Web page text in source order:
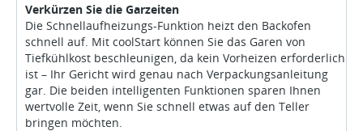
Verkürzen Sie die Garzeiten
Die Schnellaufheizungs-Funktion heizt den Backofen
schnell auf. Mit coolStart können Sie das Garen von
Tiefkühlkost beschleunigen, da kein Vorheizen erforderlich
ist – Ihr Gericht wird genau nach Verpackungsanleitung
gar. Die beiden intelligenten Funktionen sparen Ihnen
wertvolle Zeit, wenn Sie schnell etwas auf den Teller
bringen möchten.